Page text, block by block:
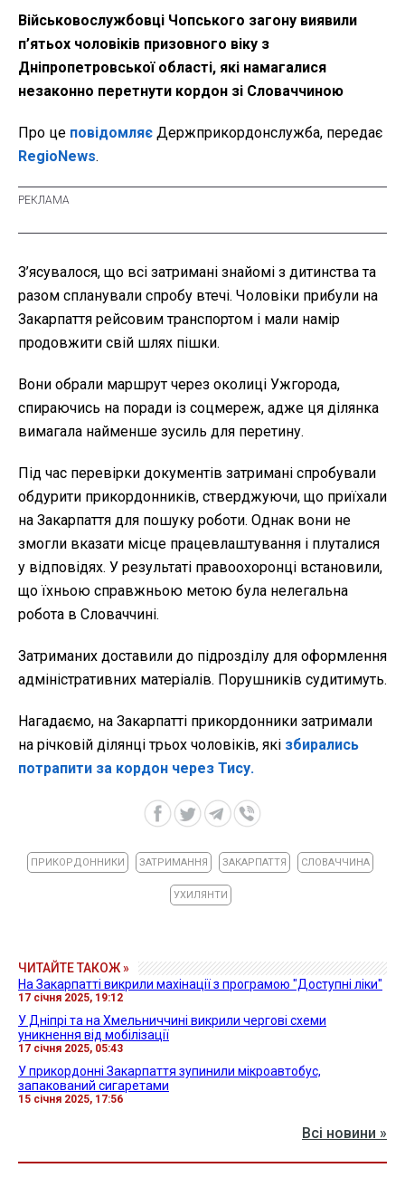
Військовослужбовці Чопського загону виявили
п’ятьох чоловіків призовного віку з
Дніпропетровської області, які намагалися
незаконно перетнути кордон зі Словаччиною
Про це повідомляє Держприкордонслужба, передає
RegioNews.
З’ясувалося, що всі затримані знайомі з дитинства та
разом спланували спробу втечі. Чоловіки прибули на
Закарпаття рейсовим транспортом і мали намір
продовжити свій шлях пішки.
Вони обрали маршрут через околиці Ужгорода,
спираючись на поради із соцмереж, адже ця ділянка
вимагала найменше зусиль для перетину.
Під час перевірки документів затримані спробували
обдурити прикордонників, стверджуючи, що приїхали
на Закарпаття для пошуку роботи. Однак вони не
змогли вказати місце працевлаштування і плуталися
у відповідях. У результаті правоохоронці встановили,
що їхньою справжньою метою була нелегальна
робота в Словаччині.
Затриманих доставили до підрозділу для оформлення
адміністративних матеріалів. Порушників судитимуть.
Нагадаємо, на Закарпатті прикордонники затримали
на річковій ділянці трьох чоловіків, які збирались
потрапити за кордон через Тису.
ПРИКОРДОННИКИ ЗАТРИМАННЯ ЗАКАРПАТТЯ СЛОВАЧЧИНА
УХИЛЯНТИ
ЧИТАЙТЕ ТАКОЖ »
На Закарпатті викрили махінації з програмою "Доступні ліки"
17 січня 2025, 19:12
У Дніпрі та на Хмельниччині викрили чергові схеми
уникнення від мобілізації
17 січня 2025, 05:43
У прикордонні Закарпаття зупинили мікроавтобус,
запакований сигаретами
15 січня 2025, 17:56
Всі новини »